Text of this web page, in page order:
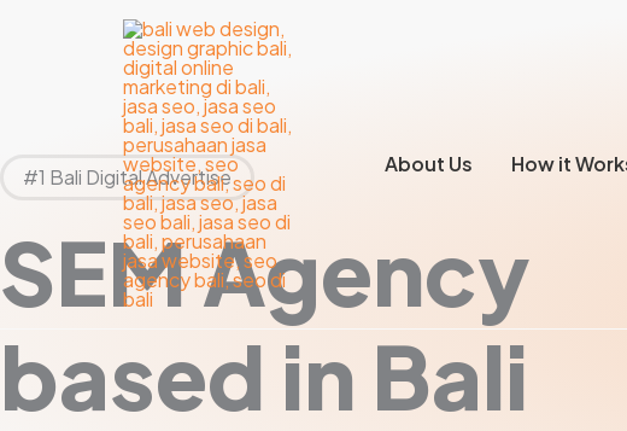
About Us How it
#1 Bali Digital Advertise
SEM Agency
based in Bali